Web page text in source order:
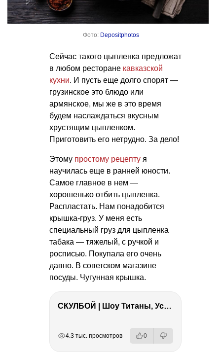
Фото: Depositphotos
Сейчас такого цыпленка предложат
в любом ресторане кавказской
кухни. И пусть еще долго спорят —
грузинское это блюдо или
армянское, мы же в это время
будем наслаждаться вкусным
хрустящим цыпленком.
Приготовить его нетрудно. За дело!
Этому простому рецепту я
научилась еще в ранней юности.
Самое главное в нем —
хорошенько отбить цыпленка.
Распластать. Нам понадобится
крышка-груз. У меня есть
специальный груз для цыпленка
табака — тяжелый, с ручкой и
росписью. Покупала его очень
давно. В советском магазине
посуды. Чугунная крышка.
СКУЛБОЙ | Шоу Титаны, Усейн Болт, Ларрат, Зашквар!
4.3 тыс. просмотров 0